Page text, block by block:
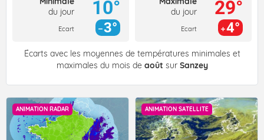
du jour
Ecart
10°
3°
du jour
Ecart
29°
4°
Écarts avec les moyennes de températures minimales et
maximales du mois de août sur Sanzey
ANIMATION RADAR ANIMATION SATELLITE